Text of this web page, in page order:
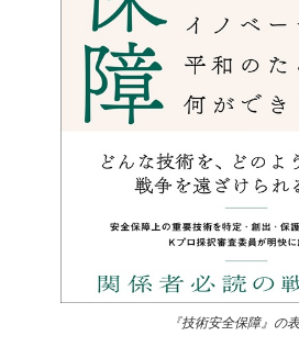
『技術安全保障』の